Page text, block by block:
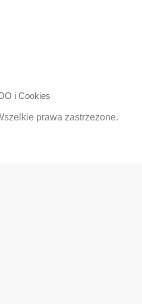
prawa zastrzeżone.
i Cookies